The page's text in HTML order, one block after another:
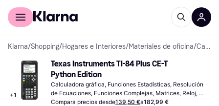
Comprar con Klarna
Klarna/Shopping/Hogares e Interiores/Materiales de oficina/ Calculadoras
+1
Texas Instruments TI-84 Plus CE-T
Python Edition
Calculadora gráfica, Funciones Estadísticas, Resolución
de Ecuaciones, Funciones Complejas, Matrices, Reloj,
Calendario, Batería Operada, Programable, Pantalla: Color,
Compara precios desde139,50 €a182,99 €